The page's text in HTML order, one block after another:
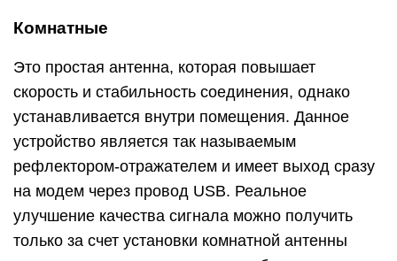
Комнатные
Это простая антенна, которая повышает
скорость и стабильность соединения, однако
устанавливается внутри помещения. Данное
устройство является так называемым
рефлектором-отражателем и имеет выход сразу
на модем через провод USB. Реальное
улучшение качества сигнала можно получить
только за счет установки комнатной антенны